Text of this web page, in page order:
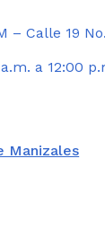
Calle 19
a 12:00
Manizales